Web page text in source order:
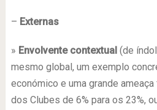
– Externas
» Envolvente contextual (de
mesmo global, um exemplo
económico e uma grande
dos Clubes de 6% para os 23%,